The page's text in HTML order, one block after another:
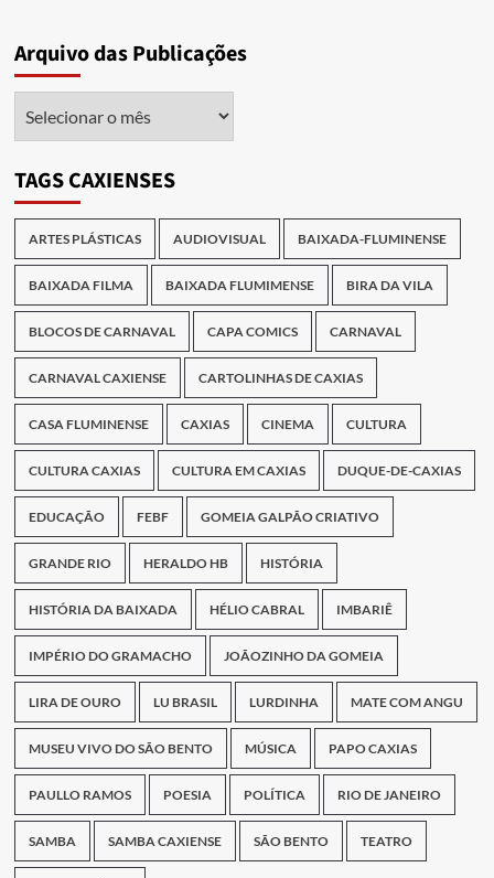
Arquivo das Publicações
TAGS CAXIENSES
ARTES PLÁSTICAS AUDIOVISUAL BAIXADA-FLUMINENSE
BAIXADA FILMA BAIXADA FLUMIMENSE BIRA DA VILA
BLOCOS DE CARNAVAL CAPA COMICS CARNAVAL
CARNAVAL CAXIENSE CARTOLINHAS DE CAXIAS
CASA FLUMINENSE CAXIAS CINEMA CULTURA
CULTURA CAXIAS CULTURA EM CAXIAS DUQUE-DE-CAXIAS
EDUCAÇÃO FEBF GOMEIA GALPÃO CRIATIVO
GRANDE RIO HERALDO HB HISTÓRIA
HISTÓRIA DA BAIXADA HÉLIO CABRAL IMBARIÊ
IMPÉRIO DO GRAMACHO JOÃOZINHO DA GOMEIA
LIRA DE OURO LU BRASIL LURDINHA MATE COM ANGU
MUSEU VIVO DO SÃO BENTO MÚSICA PAPO CAXIAS
PAULLO RAMOS POESIA POLÍTICA RIO DE JANEIRO
SAMBA SAMBA CAXIENSE SÃO BENTO TEATRO